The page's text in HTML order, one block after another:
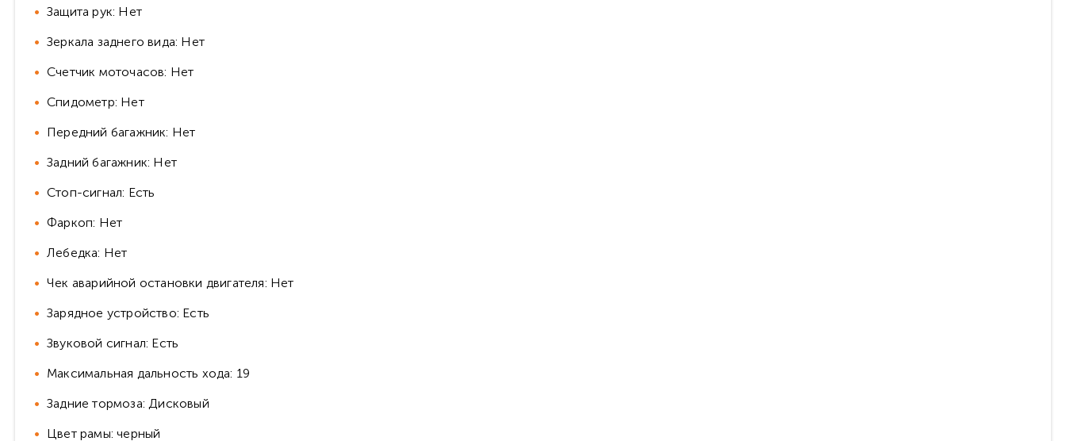
Защита рук: Нет
Зеркала заднего вида: Нет
Счетчик моточасов: Нет
Спидометр: Нет
Передний багажник: Нет
Задний багажник: Нет
Стоп-сигнал: Есть
Фаркоп: Нет
Лебедка: Нет
Чек аварийной остановки двигателя: Нет
Зарядное устройство: Есть
Звуковой сигнал: Есть
Максимальная дальность хода: 19
Задние тормоза: Дисковый
Цвет рамы: черный